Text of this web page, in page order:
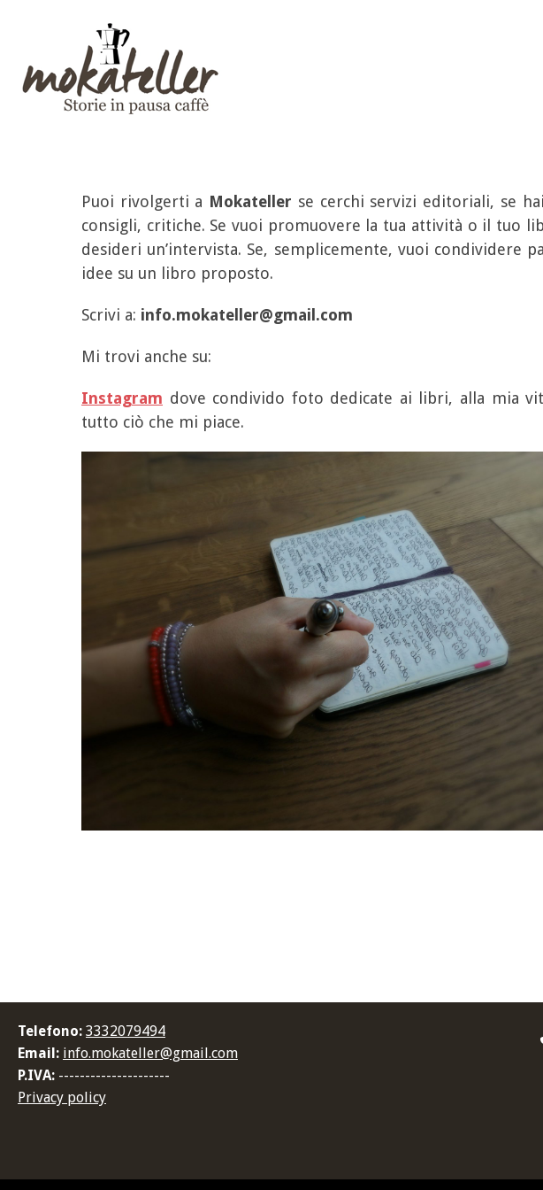
Puoi rivolgerti a Mokateller se cerchi servizi editoriali, se
consigli, critiche. Se vuoi promuovere la tua attività o il tuo
desideri un’intervista. Se, semplicemente, vuoi condividere
idee su un libro proposto.
Scrivi a: info.mokateller@gmail.com
Mi trovi anche su:
Instagram dove condivido foto dedicate ai libri, alla mia
tutto ciò che mi piace.
Telefono: 3332079494
Email: info.mokateller@gmail.com
P.IVA: ---------------------
Privacy policy